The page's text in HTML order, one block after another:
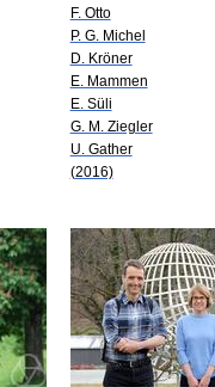
F. Otto
P. G. Michel
D. Kröner
E. Mammen
E. Süli
G. M. Ziegler
U. Gather
(2016)